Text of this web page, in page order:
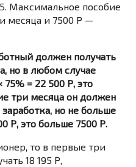
Максимальное пособие
месяца и 7500 Р —
должен получать
но в любом случае
75% = 22 500 Р, это
три месяца он должен
но не больше
Р, это больше 7500 Р.
то в первые три
18 195 Р,